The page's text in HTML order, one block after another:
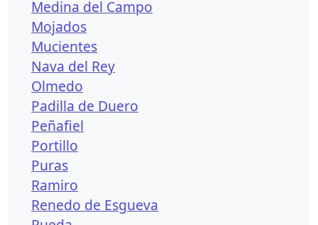
Medina del Campo
Mojados
Mucientes
Nava del Rey
Olmedo
Padilla de Duero
Peñafiel
Portillo
Puras
Ramiro
Renedo de Esgueva